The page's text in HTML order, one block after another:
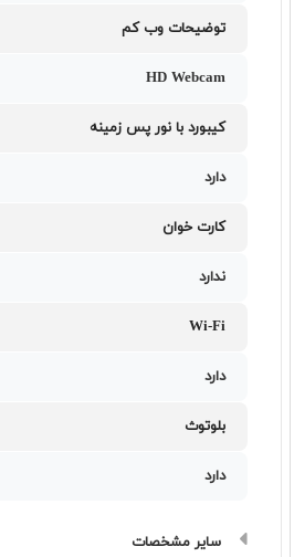
توضیحات وب کم
HD Webcam
کیبورد با نور پس زمینه
دارد
کارت خوان
ندارد
Wi-Fi
دارد
بلوتوث
دارد
سایر مشخصات